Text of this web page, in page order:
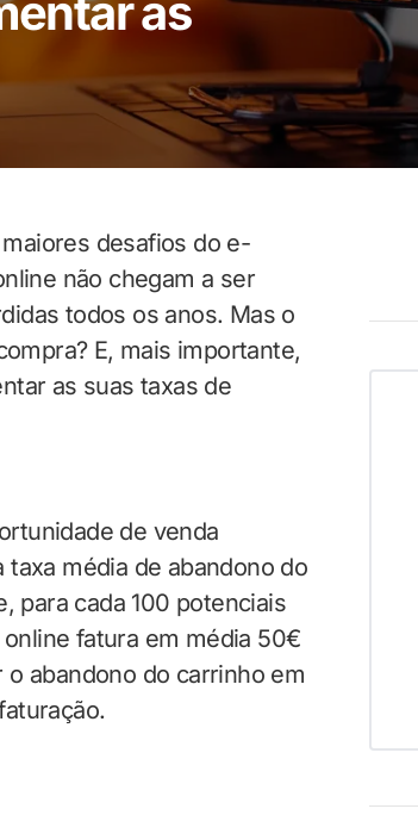
as
desafios do e-
não chegam a ser
todos os anos. Mas o
E, mais importante,
as suas taxas de
de venda
média de abandono do
para cada 100 potenciais
fatura em média 50€
abandono do carrinho em